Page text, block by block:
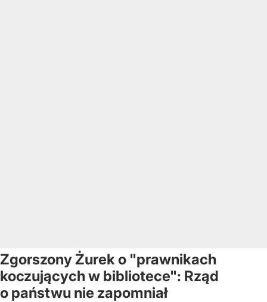
Zgorszony Żurek o "prawnikach
koczujących w bibliotece": Rząd
o państwu nie zapomniał